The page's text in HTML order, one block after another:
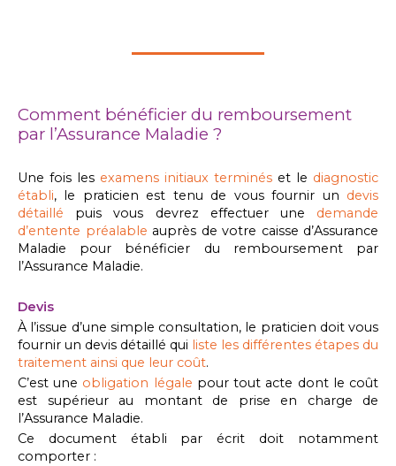
Comment bénéficier du remboursement
par l’Assurance Maladie ?
Une fois les examens initiaux terminés et le diagnostic
établi, le praticien est tenu de vous fournir un devis
détaillé puis vous devrez effectuer une demande
d’entente préalable auprès de votre caisse d’Assurance
Maladie pour bénéficier du remboursement par
l’Assurance Maladie.
Devis
À l’issue d’une simple consultation, le praticien doit vous
fournir un devis détaillé qui liste les différentes étapes du
traitement ainsi que leur coût.
C’est une obligation légale pour tout acte dont le coût
est supérieur au montant de prise en charge de
l’Assurance Maladie.
Ce document établi par écrit doit notamment
comporter :